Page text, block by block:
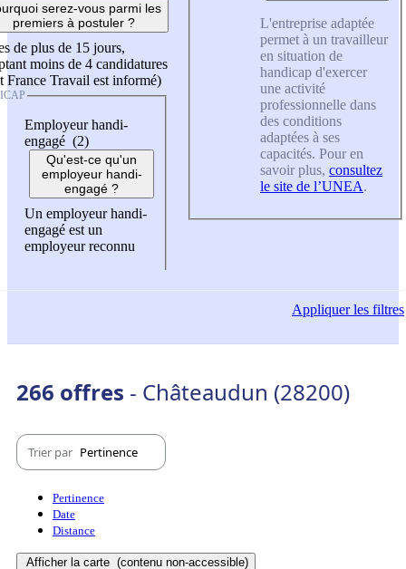
serez-vous parmi les
premiers à postuler ?
de plus de 15 jours,
moins de 4 candidatures
France Travail est informé)
Employeur handi-
engagé (2)
Qu'est-ce qu'un
employeur handi-
engagé ?
Un employeur handi-
engagé est un
employeur reconnu
L'entreprise adaptée
permet à un travailleur
en situation de
handicap d'exercer
une activité
professionnelle dans
des conditions
adaptées à ses
capacités. Pour en
savoir plus, consultez
le site de l’UNEA.
Appliquerles filtres
266 offres - Châteaudun (28200)
Trier par Pertinence
Pertinence
Date
Distance
Afficher la carte (contenu non-accessible)